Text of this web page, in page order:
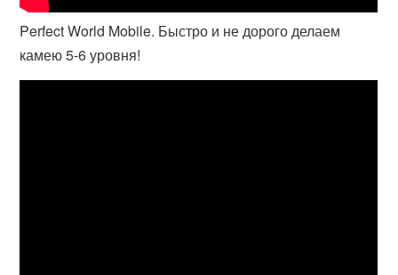
Perfect World Mobile. Быстро и не дорого делаем
камею 5-6 уровня!